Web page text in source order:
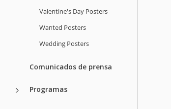
Valentine's Day Posters
Wanted Posters
Wedding Posters
Comunicados de prensa
Programas